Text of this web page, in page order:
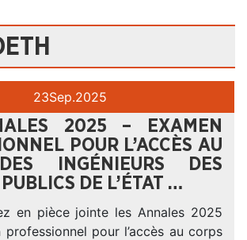
23Sep.2025
2025 – EXAMEN
POUR L’ACCÈS AU
INGÉNIEURS DES
DE L’ÉTAT …
en pièce jointe les Annales 2025
professionnel pour l’accès au corps